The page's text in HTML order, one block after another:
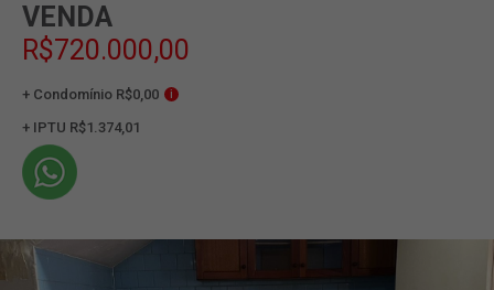
VENDA
R$720.000,00
+ Condomínio R$0,00 i
+ IPTU R$1.374,01